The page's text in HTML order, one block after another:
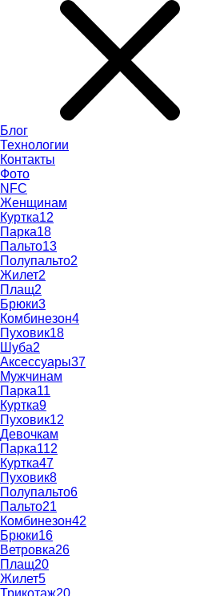
Блог
Технологии
Контакты
Фото
NFC
Женщинам
Куртка12
Парка18
Пальто13
Полупальто2
Жилет2
Плащ2
Брюки3
Комбинезон4
Пуховик18
Шуба2
Аксессуары37
Мужчинам
Парка11
Куртка9
Пуховик12
Девочкам
Парка112
Куртка47
Пуховик8
Полупальто6
Пальто21
Комбинезон42
Брюки16
Ветровка26
Плащ20
Жилет5
Трикотаж20